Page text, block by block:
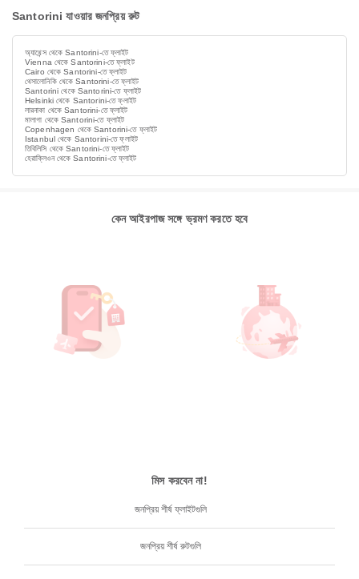
Santorini যাওয়ার জনপ্রিয় রুট
অ্যাথেন্স থেকে Santorini-তে ফ্লাইট
Vienna থেকে Santorini-তে ফ্লাইট
Cairo থেকে Santorini-তে ফ্লাইট
থেসালোনিকি থেকে Santorini-তে ফ্লাইট
Santorini থেকে Santorini-তে ফ্লাইট
Helsinki থেকে Santorini-তে ফ্লাইট
লারনাকা থেকে Santorini-তে ফ্লাইট
মালাগা থেকে Santorini-তে ফ্লাইট
Copenhagen থেকে Santorini-তে ফ্লাইট
Istanbul থেকে Santorini-তে ফ্লাইট
তিবি‌লিসি থেকে Santorini-তে ফ্লাইট
হেরাক্লিওন থেকে Santorini-তে ফ্লাইট
কেন আইরপাজ সঙ্গে ভ্রমণ করতে হবে
মিস করবেন না!
জনপ্রিয় শীর্ষ ফ্লাইটগুলি
জনপ্রিয় শীর্ষ রুটগুলি